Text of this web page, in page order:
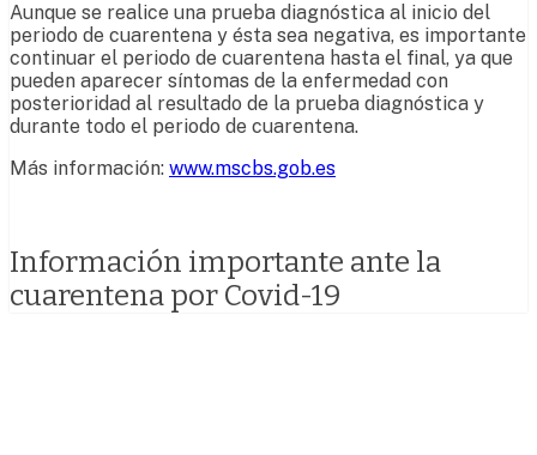
Aunque se realice una prueba diagnóstica al inicio del
periodo de cuarentena y ésta sea negativa, es importante
continuar el periodo de cuarentena hasta el final, ya que
pueden aparecer síntomas de la enfermedad con
posterioridad al resultado de la prueba diagnóstica y
durante todo el periodo de cuarentena.
Más información: www.mscbs.gob.es
Información importante ante la
cuarentena por Covid-19